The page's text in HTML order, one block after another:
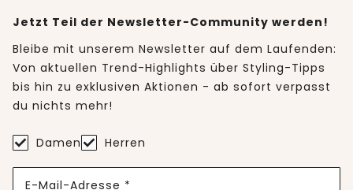
Jetzt Teil der Newsletter-Community werden!
Bleibe mit unserem Newsletter auf dem Laufenden:
Von aktuellen Trend-Highlights über Styling-Tipps
bis hin zu exklusiven Aktionen - ab sofort verpasst
du nichts mehr!
Damen Herren
E-Mail-Adresse *